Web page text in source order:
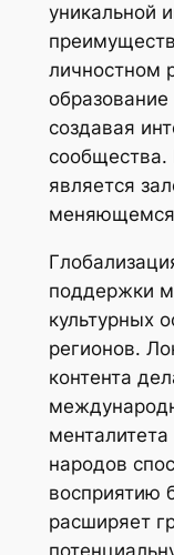
уникальной
личностном
создавая
сообщества.
является
меняющемся
поддержки
культурных
регионов.
контента
народов
восприятию
расширяет